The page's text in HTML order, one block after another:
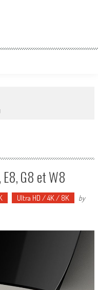
E8, G8 et W8
Ultra HD / 4K / 8K
by